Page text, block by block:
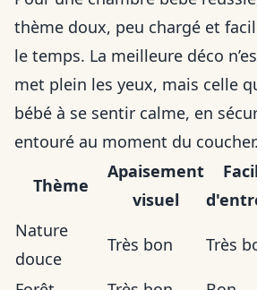
thème doux, peu chargé et
le temps. La meilleure déco
met plein les yeux, mais celle
bébé à se sentir calme, en
entouré au moment du coucher.
Thème
Apaisement
visuel
Nature
douce
Très bon Très